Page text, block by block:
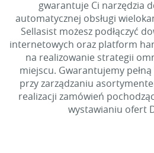
gwarantuje Ci narzędzia
automatycznej obsługi
Sellasist możesz podłączyć
internetowych oraz platform
na realizowanie strategii
miejscu. Gwarantujemy
przy zarządzaniu
realizacji zamówień
wystawianiu ofert